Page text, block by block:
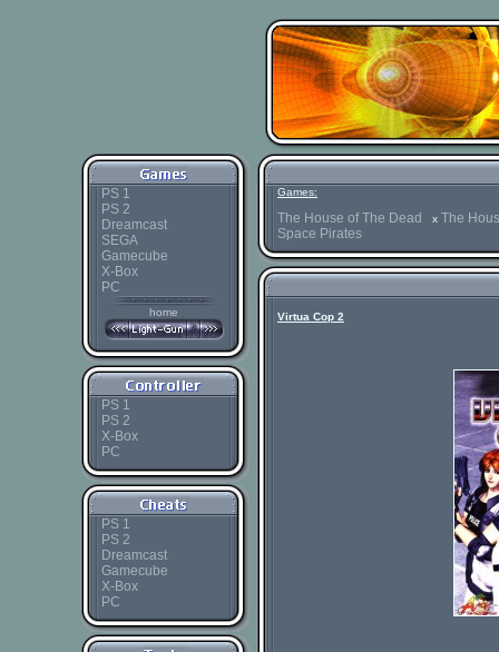
PS 1
PS 2
Dreamcast
SEGA
Gamecube
X-Box
PC
home
PS 1
PS 2
X-Box
PC
PS 1
PS 2
Dreamcast
Gamecube
X-Box
PC
Games:
The House of The Dead x The
Space Pirates
Virtua Cop 2